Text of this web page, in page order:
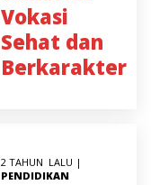
Vokasi
Sehat dan
Berkarakter
2 TAHUN LALU |
PENDIDIKAN